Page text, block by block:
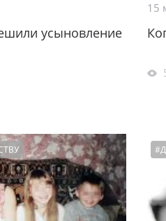
усыновление
15